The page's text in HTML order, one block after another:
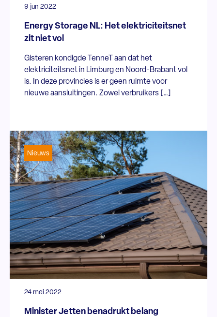
9 jun 2022
Energy Storage NL: Het elektriciteitsnet
zit niet vol
Gisteren kondigde TenneT aan dat het
elektriciteitsnet in Limburg en Noord-Brabant vol
is. In deze provincies is er geen ruimte voor
nieuwe aansluitingen. Zowel verbruikers […]
Nieuws
24 mei 2022
Minister Jetten benadrukt belang